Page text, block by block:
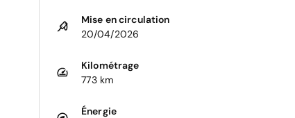
Mise en circulation
20/04/2026
Kilométrage
773 km
Énergie